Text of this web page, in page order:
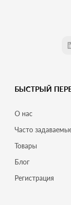
БЫСТРЫЙ
О нас
Часто
Товары
Блог
Регистрация